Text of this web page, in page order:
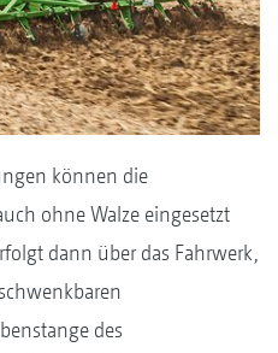
können die
ohne Walze eingesetzt
dann über das Fahrwerk,
des